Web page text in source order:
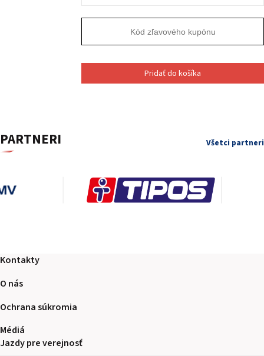
Pridať do košíka
PARTNERI Všetci partneri
Kontakty
O nás
Ochrana súkromia
Médiá
Jazdy pre verejnosť